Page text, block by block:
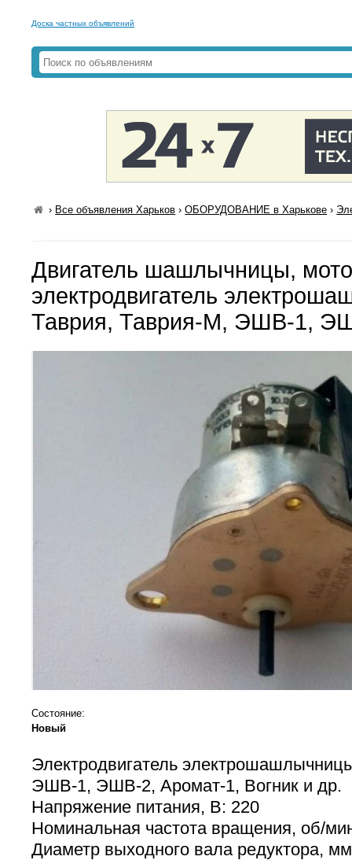
Доска частных объявлений
› Все объявления Харьков ›ОБОРУДОВАНИЕ в Харькове ›
Двигатель шашлычницы,
электродвигатель
Таврия, Таврия-М, ЭШВ-1,
Состояние:
Новый
Электродвигатель
ЭШВ-1, ЭШВ-2, Аромат-1, Вогник и др.
Напряжение питания, В: 220
Номинальная частота вращения, об/
Диаметр выходного вала редуктора,